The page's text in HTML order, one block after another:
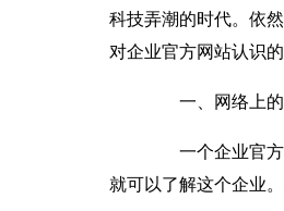
科技弄潮的时代。依
对企业官方网站认识
一、网络上的
一个企业官方
就可以了解这个企业